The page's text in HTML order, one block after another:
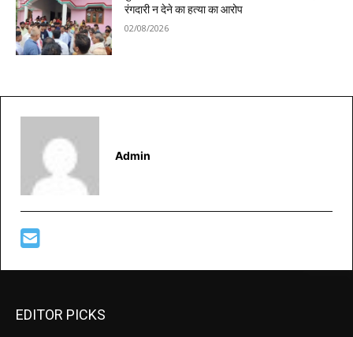
रंगदारी न देने का हत्या का आरोप
02/08/2026
Admin
EDITOR PICKS